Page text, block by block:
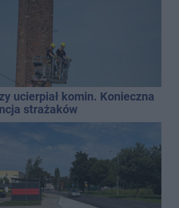
ucierpiał komin. Konieczna
strażaków